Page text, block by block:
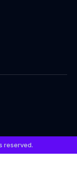
reserved.